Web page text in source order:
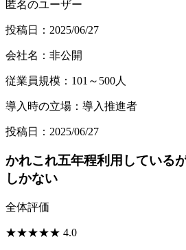
匿名のユーザー
投稿日：2025/06/27
会社名：非公開
従業員規模：101～500人
導入時の立場：導入推進者
投稿日：2025/06/27
かれこれ五年程利用している
しかない
全体評価
★★★★★ 4.0